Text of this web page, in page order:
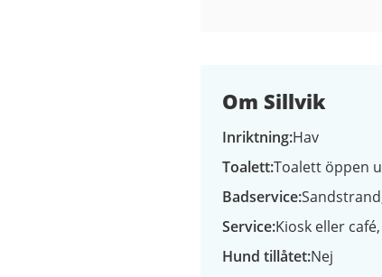
Om Sillvik
Inriktning Hav
ToalettToalett öppen
BadserviceSandstrand
Service Kiosk eller café
Hund tillåtet Nej